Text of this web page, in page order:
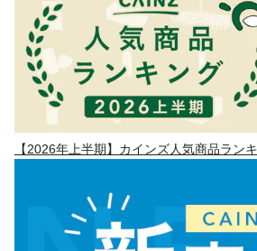
【2026年上半期】カインズ人気商品ラン